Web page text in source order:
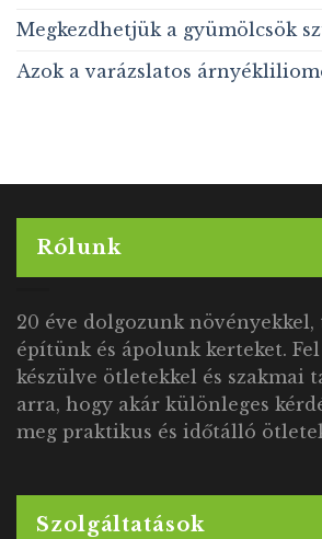
Megkezdhetjük a gyümölcsök
Azok a varázslatos
Rólunk
20 éve dolgozunk növényekkel,
építünk és ápolunk kerteket.
készülve ötletekkel és szakmai
arra, hogy akár különleges
meg praktikus és időtálló
Szolgáltatások